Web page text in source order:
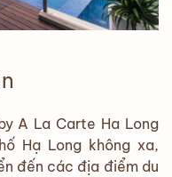
A La Carte Ha Long
Hạ Long không xa,
đến các địa điểm du